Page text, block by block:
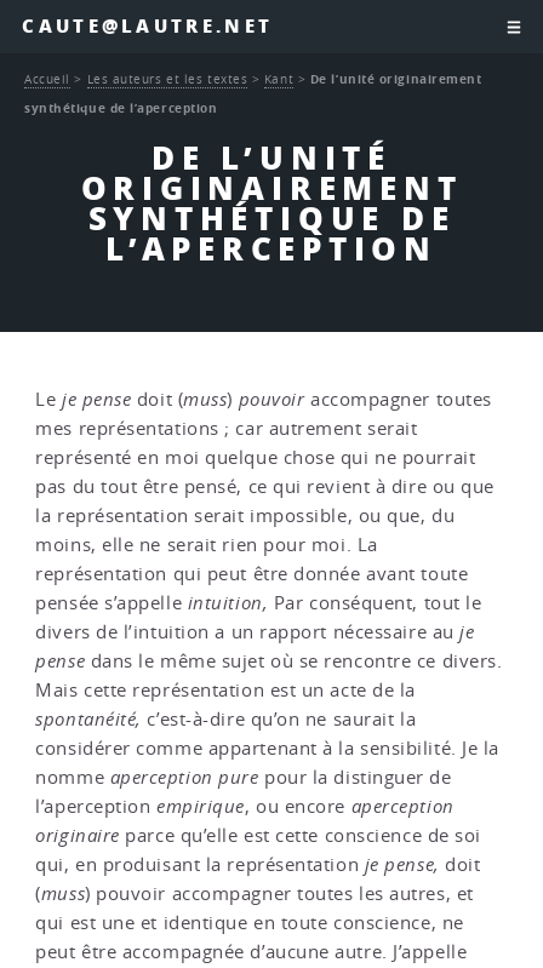
CAUTE@LAUTRE.NET
DE L’UNITÉ
ORIGINAIREMENT
SYNTHÉTIQUE DE
L’APERCEPTION
Accueil > Les auteurs et les textes > Kant > De l’unité originairement
synthétique de l’aperception
Le je pense doit (muss) pouvoir accompagner toutes
mes représentations ; car autrement serait
représenté en moi quelque chose qui ne pourrait
pas du tout être pensé, ce qui revient à dire ou que
la représentation serait impossible, ou que, du
moins, elle ne serait rien pour moi. La
représentation qui peut être donnée avant toute
pensée s’appelle intuition, Par conséquent, tout le
divers de l’intuition a un rapport nécessaire auje
pense dans le même sujet où se rencontre ce divers.
Mais cette représentation est un acte de la
spontanéité, c’est-à-dire qu’on ne saurait la
considérer comme appartenant à la sensibilité. Je la
nomme aperception pure pour la distinguer de
l’aperceptionempirique, ou encore aperception
originaire parce qu’elle est cette conscience de soi
qui, en produisant la représentation je pense, doit
(muss) pouvoir accompagner toutes les autres, et
qui est une et identique en toute conscience, ne
peut être accompagnée d’aucune autre. J’appelle